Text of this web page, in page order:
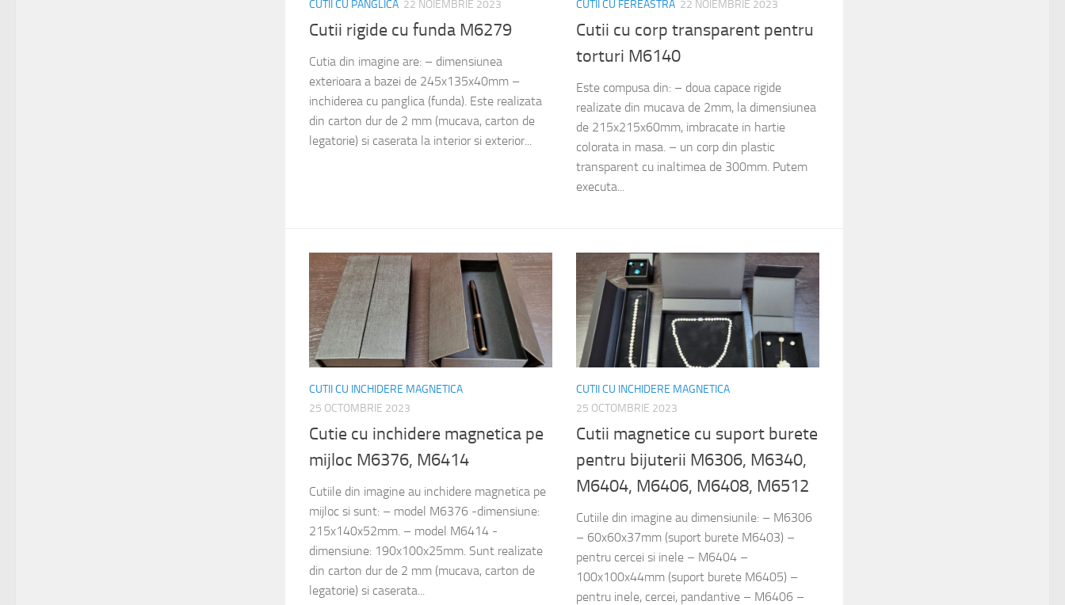
CUTII CU PANGLICA 22 NOIEMBRIE 2023
Cutii rigide cu funda M6279
Cutia din imagine are: – dimensiunea
exterioara a bazei de 245x135x40mm –
inchiderea cu panglica (funda). Este realizata
din carton dur de 2 mm (mucava, carton de
legatorie) si caserata la interior si exterior...
CUTII CU FEREASTRA 22 NOIEMBRIE 2023
Cutii cu corp transparent pentru
torturi M6140
Este compusa din: – doua capace rigide
realizate din mucava de 2mm, la dimensiunea
de 215x215x60mm, imbracate in hartie
colorata in masa. – un corp din plastic
transparent cu inaltimea de 300mm. Putem
executa...
CUTII CU INCHIDERE MAGNETICA
25 OCTOMBRIE 2023
Cutie cu inchidere magnetica pe
mijloc M6376, M6414
Cutiile din imagine au inchidere magnetica pe
mijloc si sunt: – model M6376 -dimensiune:
215x140x52mm. – model M6414 -
dimensiune: 190x100x25mm. Sunt realizate
din carton dur de 2 mm (mucava, carton de
legatorie) si caserata...
CUTII CU INCHIDERE MAGNETICA
25 OCTOMBRIE 2023
Cutii magnetice cu suport burete
pentru bijuterii M6306, M6340,
M6404, M6406, M6408, M6512
Cutiile din imagine au dimensiunile: – M6306
– 60x60x37mm (suport burete M6403) –
pentru cercei si inele – M6404 –
100x100x44mm (suport burete M6405) –
pentru inele, cercei, pandantive – M6406 –